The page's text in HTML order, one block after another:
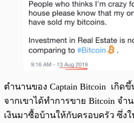
ตำนานของ Captain Bitcoin เกิดขึ้
จากเขาได้ทำการขาย Bitcoin จำ
เงินมาซื้อบ้านให้กับครอบครัว ซึ่งใ